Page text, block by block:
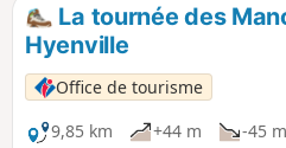
La tournée des
Hyenville
Office de tourisme
9,85 km
+44 m -45 m